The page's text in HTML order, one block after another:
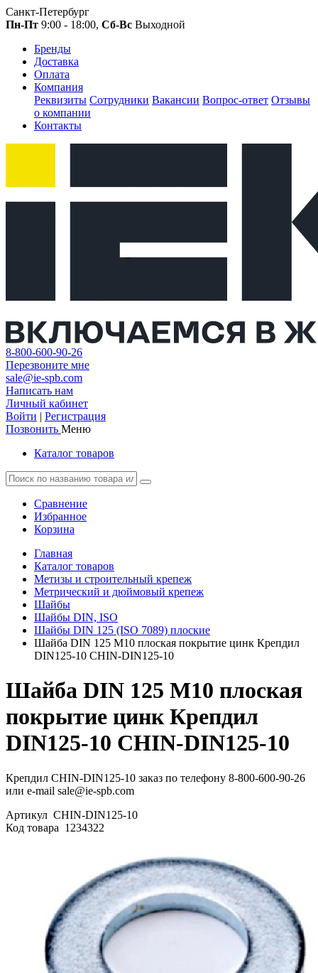
Санкт-Петербург
Пн-Пт 9:00 - 18:00, Сб-Вс Выходной
Бренды
Доставка
Оплата
Компания
Реквизиты Сотрудники Вакансии Вопрос-ответ Отзывы
о компании
Контакты
8-800-600-90-26
Перезвоните мне
sale@ie-spb.com
Написать нам
Личный кабинет
Войти | Регистрация
Позвонить Меню
Каталог товаров
Сравнение
Избранное
Корзина
Главная
Каталог товаров
Метизы и строительный крепеж
Метрический и дюймовый крепеж
Шайбы
Шайбы DIN, ISO
Шайбы DIN 125 (ISO 7089) плоские
Шайба DIN 125 М10 плоская покрытие цинк Крепдил
DIN125-10 CHIN-DIN125-10
Шайба DIN 125 М10 плоская
покрытие цинк Крепдил
DIN125-10 CHIN-DIN125-10
Крепдил CHIN-DIN125-10 заказ по телефону 8-800-600-90-26
или e-mail sale@ie-spb.com
Артикул CHIN-DIN125-10
Код товара 1234322